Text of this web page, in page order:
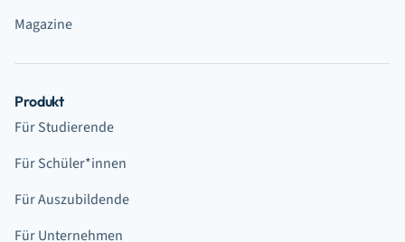
Magazine
Produkt
Für Studierende
Für Schüler*innen
Für Auszubildende
Für Unternehmen